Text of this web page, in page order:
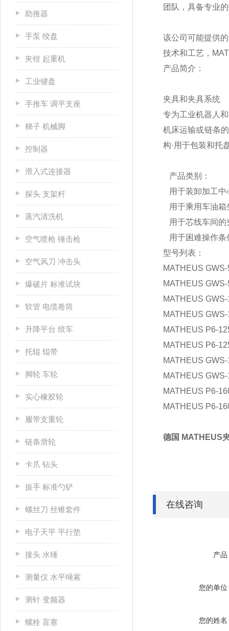
助推器
手泵 绞盘
夹钳 起重机
工业键盘
手推车 调平支座
梯子 机械脚
控制器
滑入式连接器
探头 支架杆
蒸汽清洗机
空气喷枪 锤击枪
空气风刀 冲击头
爆破片 标准试块
软管 电缆卷筒
升降平台 绞车
托辊 辊带
脚轮 车轮
实心橡胶轮
履带支重轮
链条滑轮
卡爪 钻头
扳手 标准勺铲
螺丝刀 丝锥套件
电子天平 平行垫
接头 水锤
测量仪 水平绳索
测针 变频器
螺栓 盲塞
团队，具备专业
该公司可能提供
技术和工艺，
产品简介：
夹具和夹具系统
专为工业机器人
机床运输或链条
构·用于包装和托
产品类别：
用于装卸加工中
用于乘用车油箱
用于芯线车间的
用于困难操作条
型号列表：
MATHEUS
MATHEUS
MATHEUS
MATHEUS
MATHEUS P6-
MATHEUS P6-
MATHEUS
MATHEUS
MATHEUS P6-
MATHEUS P6-
德国 MATHEUS
在线咨询
产品
您的单位
您的姓名